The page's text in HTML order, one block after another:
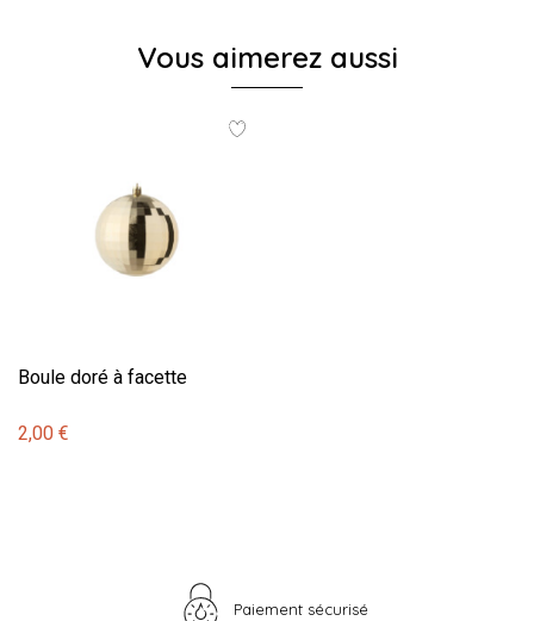
Vous aimerez aussi
Boule doré à facette
2,00 €
Paiement sécurisé